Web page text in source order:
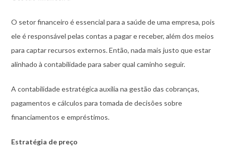
O setor financeiro é essencial para a saúde de uma empresa, pois
ele é responsável pelas contas a pagar e receber, além dos meios
para captar recursos externos. Então, nada mais justo que estar
alinhado à contabilidade para saber qual caminho seguir.
A contabilidade estratégica auxilia na gestão das cobranças,
pagamentos e cálculos para tomada de decisões sobre
financiamentos e empréstimos.
Estratégia de preço